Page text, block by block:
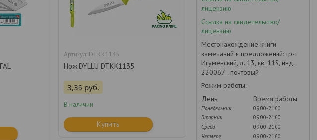
DTKK1135
Нож DYLLU DTKK1135
3,36 руб.
В наличии
Купить
лицензию
Ссылка на свидетельство/
лицензию
Местонахождение книги
замечаний и предложений: тр-т
Игуменский, д. 13, кв. 113, инд.
220067 - почтовый
Режим работы:
День
Время работы
Понедельник
09:00-21:00
Вторник
09:00-21:00
Среда
09:00-21:00
Четверг
09:00-21:00